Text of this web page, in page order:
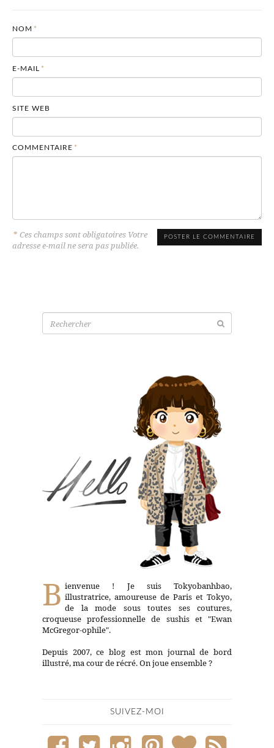
NOM *
E-MAIL *
SITE WEB
COMMENTAIRE *
* Ces champs sont obligatoires Votre
adresse e-mail ne sera pas publiée.
Recherche
pour:
B ienvenue ! Je suis Tokyobanhbao,
illustratrice, amoureuse de Paris et Tokyo,
de la mode sous toutes ses coutures,
croqueuse professionnelle de sushis et "Ewan
McGregor-ophile".
Depuis 2007, ce blog est mon journal de bord
illustré, ma cour de récré. On joue ensemble ?
SUIVEZ-MOI